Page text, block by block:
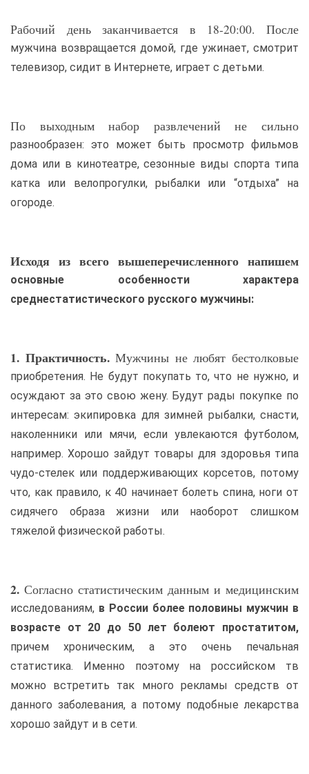
Рабочий день заканчивается в 18-20:00. После
мужчина возвращается домой, где ужинает, смотрит
телевизор, сидит в Интернете, играет с детьми.
По выходным набор развлечений не сильно
разнообразен: это может быть просмотр фильмов
дома или в кинотеатре, сезонные виды спорта типа
катка или велопрогулки, рыбалки или “отдыха” на
огороде.
Исходя из всего вышеперечисленного напишем
основные особенности характера
среднестатистического русского мужчины:
1. Практичность.Мужчины не любят бестолковые
приобретения. Не будут покупать то, что не нужно, и
осуждают за это свою жену. Будут рады покупке по
интересам: экипировка для зимней рыбалки, снасти,
наколенники или мячи, если увлекаются футболом,
например. Хорошо зайдут товары для здоровья типа
чудо-стелек или поддерживающих корсетов, потому
что, как правило, к 40 начинает болеть спина, ноги от
сидячего образа жизни или наоборот слишком
тяжелой физической работы.
2. Согласно статистическим данным и медицинским
исследованиям, в России более половины мужчин в
возрасте от 20 до 50 лет болеют простатитом,
причем хроническим, а это очень печальная
статистика. Именно поэтому на российском тв
можно встретить так много рекламы средств от
данного заболевания, а потому подобные лекарства
хорошо зайдут и в сети.